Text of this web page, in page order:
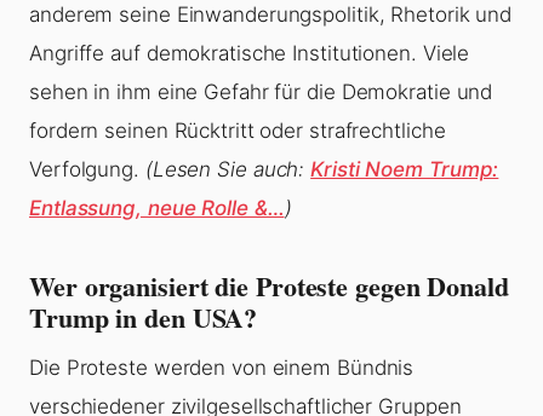
anderem seine Einwanderungspolitik, Rhetorik und
Angriffe auf demokratische Institutionen. Viele
sehen in ihm eine Gefahr für die Demokratie und
fordern seinen Rücktritt oder strafrechtliche
Verfolgung. (Lesen Sie auch:Kristi Noem Trump:
Entlassung, neue Rolle &…)
Wer organisiert die Proteste gegen Donald
Trump in den USA?
Die Proteste werden von einem Bündnis
verschiedener zivilgesellschaftlicher Gruppen